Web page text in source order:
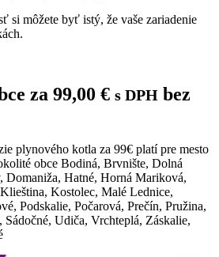
si môžete byť istý, že vaše zariadenie
za 99,00 € s DPH bez
plynového kotla za 99€ platí pre mesto
obce Bodiná, Brvnište, Dolná
Hatné, Horná Mariková,
Kostolec, Malé Lednice,
Podskalie, Počarová, Prečín, Pružina,
Sádočné, Udiča, Vrchteplá, Záskalie,